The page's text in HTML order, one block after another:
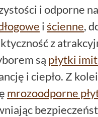
i odporne
iścienne,
z
są płytki
i ciepło. Z
mrozoodporne